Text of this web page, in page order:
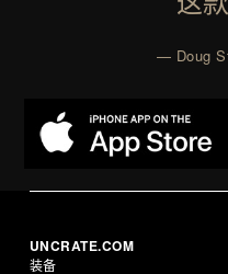
— Doug
UNCRATE.COM
装备